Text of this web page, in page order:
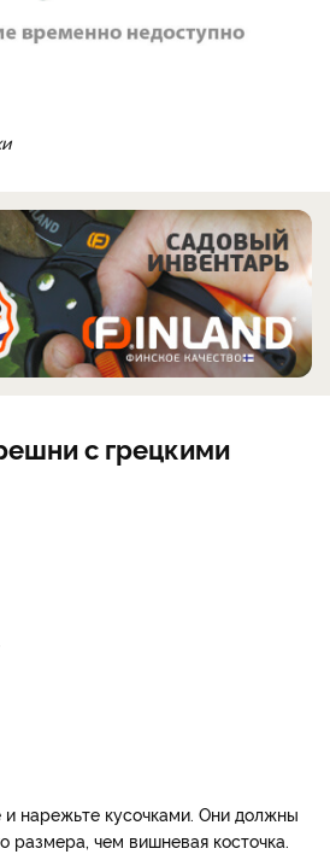
с грецкими
нарежьте кусочками. Они должны
размера, чем вишневая косточка.